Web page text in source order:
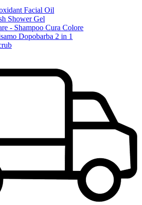
Facial Oil
Shower Gel
- Shampoo Cura Colore
Dopobarba 2 in 1